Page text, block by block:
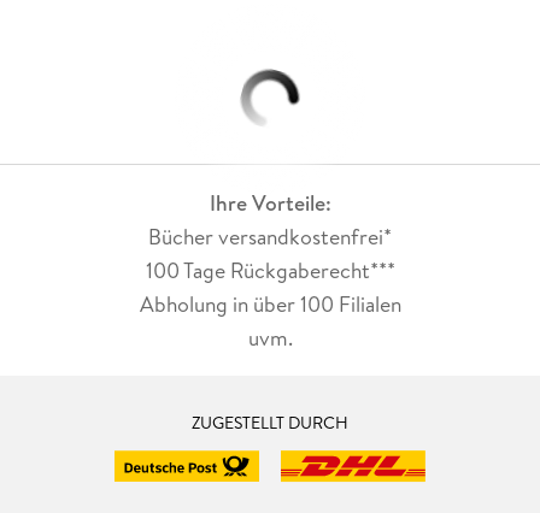
Ihre Vorteile:
Bücher versandkostenfrei*
100 Tage Rückgaberecht***
Abholung in über 100 Filialen
uvm.
ZUGESTELLT DURCH